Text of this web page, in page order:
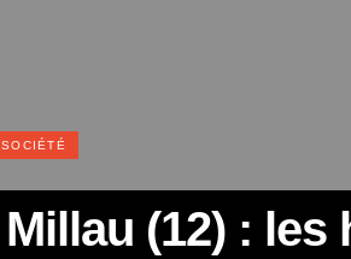
SOCIÉTÉ
Millau (12) :